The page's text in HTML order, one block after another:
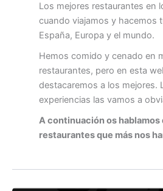
Los mejores restaurantes en
cuando viajamos y hacemos
España, Europa y el mundo.
Hemos comido y cenado en
restaurantes, pero en esta
destacaremos a los mejores.
experiencias las vamos a
A continuación os hablamos
restaurantes que más nos